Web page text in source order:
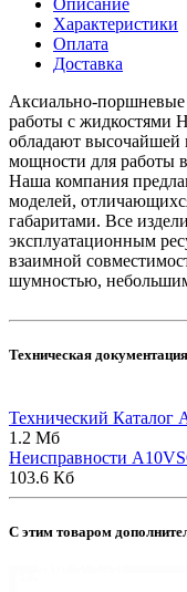
Характеристики
Оплата
Доставка
Аксиально-
работы с жидкостями
обладают высочайшей
мощности для работы
Наша компания
моделей,
габаритами. Все
эксплуатационным
взаимной
шумностью,
Техническая документация
Технический Каталог
1.2 Мб
Неисправности
103.6 Кб
C этим товаром